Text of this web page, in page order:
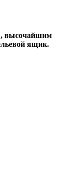
высочайшим
ящик.